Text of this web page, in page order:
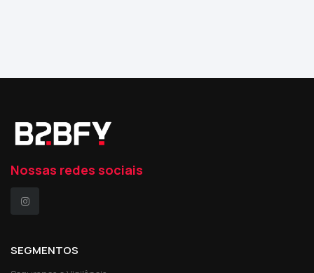
Nossas redes sociais
SEGMENTOS